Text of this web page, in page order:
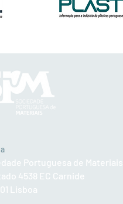
Portuguesa de Materiais
4538 EC Carnide
Lisboa